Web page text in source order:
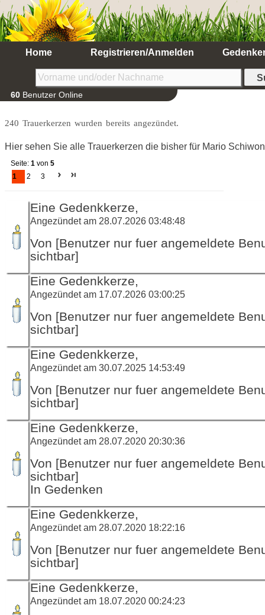
Home Registrieren/Anmelden
60 Benutzer Online
240 Trauerkerzen wurden bereits angezündet.
Hier sehen Sie alle Trauerkerzen die bisher für Mario
Seite: 1 von 5
1
2 3
Eine Gedenkkerze,
Angezündet am 28.07.2026 03:48:48
Von [Benutzer nur fuer angemeldete
sichtbar]
Eine Gedenkkerze,
Angezündet am 17.07.2026 03:00:25
Von [Benutzer nur fuer angemeldete
sichtbar]
Eine Gedenkkerze,
Angezündet am 30.07.2025 14:53:49
Von [Benutzer nur fuer angemeldete
sichtbar]
Eine Gedenkkerze,
Angezündet am 28.07.2020 20:30:36
Von [Benutzer nur fuer angemeldete
sichtbar]
In Gedenken
Eine Gedenkkerze,
Angezündet am 28.07.2020 18:22:16
Von [Benutzer nur fuer angemeldete
sichtbar]
Eine Gedenkkerze,
Angezündet am 18.07.2020 00:24:23